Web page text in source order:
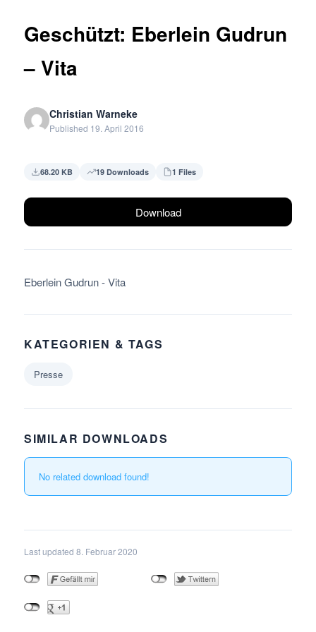
Geschützt: Eberlein Gudrun
– Vita
Christian Warneke
Published 19. April 2016
68.20 KB 19 Downloads 1 Files
Download
Eberlein Gudrun - Vita
KATEGORIEN & TAGS
Presse
SIMILAR DOWNLOADS
No related download found!
Last updated 8. Februar 2020